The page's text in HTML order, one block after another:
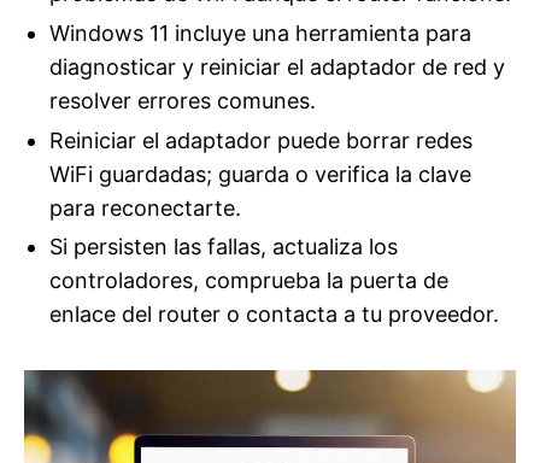
Windows 11 incluye una herramienta para
diagnosticar y reiniciar el adaptador de red y
resolver errores comunes.
Reiniciar el adaptador puede borrar redes
WiFi guardadas; guarda o verifica la clave
para reconectarte.
Si persisten las fallas, actualiza los
controladores, comprueba la puerta de
enlace del router o contacta a tu proveedor.